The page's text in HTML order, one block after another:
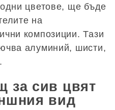
цветове, ще бъде
на
композиции. Тази
алуминий, шисти,
за сив цвят
вид